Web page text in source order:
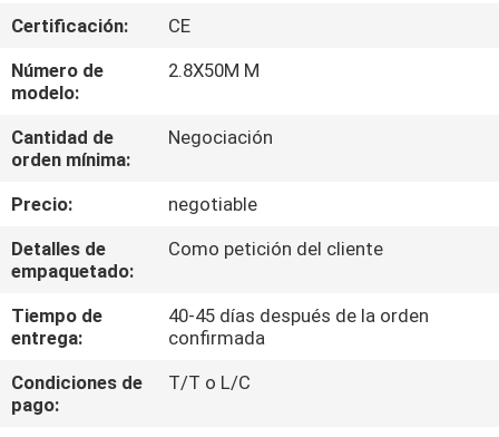
LA
FÁBRICA
CONTROL
CALIDAD
ÉNTRENOS
EN
CONTACTO
CON
Certificación:
CE
Número de
modelo:
2.8X50M M
Cantidad de
orden mínima:
Negociación
Precio:
negotiable
Detalles de
empaquetado:
Como petición del cliente
Tiempo de
entrega:
40-45 días después de la orden
confirmada
Condiciones de
pago:
T/T o L/C